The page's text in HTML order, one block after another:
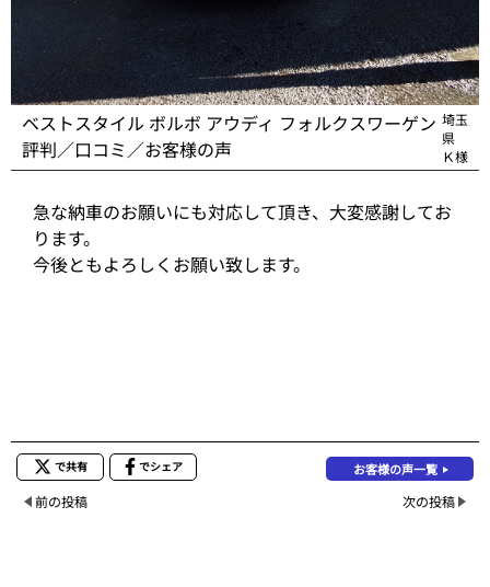
ベストスタイル ボルボ アウディ フォルクスワーゲン
評判／口コミ／お客様の声
埼玉
県
Ｋ様
急な納車のお願いにも対応して頂き、大変感謝してお
ります。
今後ともよろしくお願い致します。
で共有 でシェア お客様の声一覧
前の投稿 次の投稿